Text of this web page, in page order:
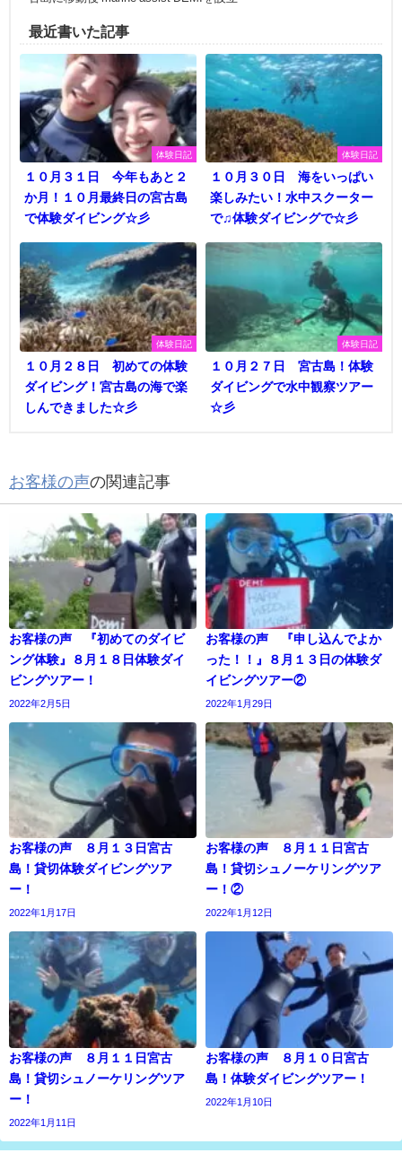
最近書いた記事
体験日記
１０月３１日 今年もあと２
か月！１０月最終日の宮古島
で体験ダイビング☆彡
体験日記
１０月３０日 海をいっぱい
楽しみたい！水中スクーター
で♫体験ダイビングで☆彡
体験日記
１０月２８日 初めての体験
ダイビング！宮古島の海で楽
しんできました☆彡
体験日記
１０月２７日 宮古島！体験
ダイビングで水中観察ツアー
☆彡
お客様の声の関連記事
お客様の声 『初めてのダイビ
ング体験』８月１８日体験ダイ
ビングツアー！
2022年2月5日
お客様の声 『申し込んでよか
った！！』８月１３日の体験ダ
イビングツアー②
2022年1月29日
お客様の声 ８月１３日宮古
島！貸切体験ダイビングツア
ー！
2022年1月17日
お客様の声 ８月１１日宮古
島！貸切シュノーケリングツア
ー！②
2022年1月12日
お客様の声 ８月１１日宮古
島！貸切シュノーケリングツア
ー！
2022年1月11日
お客様の声 ８月１０日宮古
島！体験ダイビングツアー！
2022年1月10日